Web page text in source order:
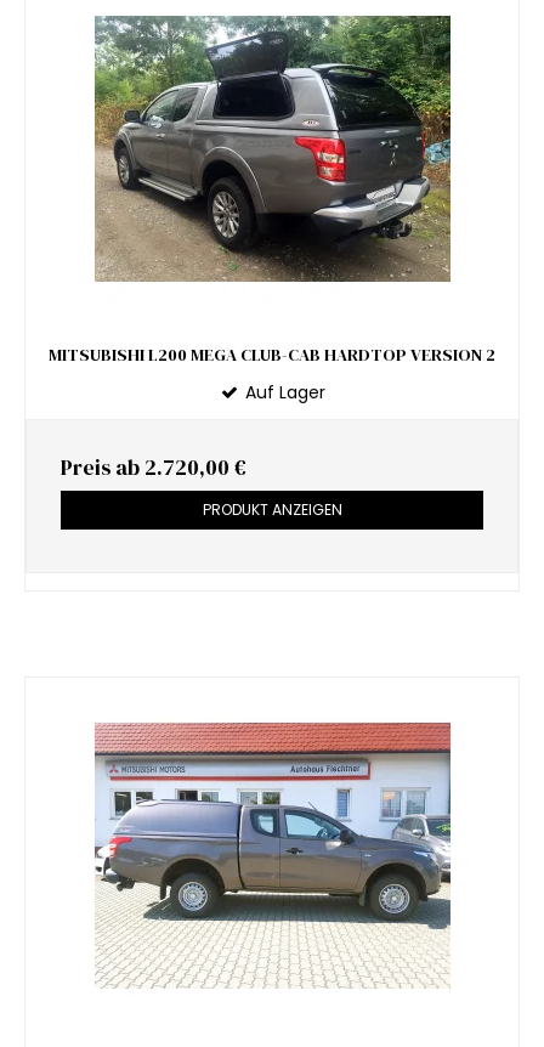
MITSUBISHI L200 MEGA CLUB-CAB HARDTOP VERSION 2
Auf Lager
Preis ab 2.720,00 €
PRODUKT ANZEIGEN